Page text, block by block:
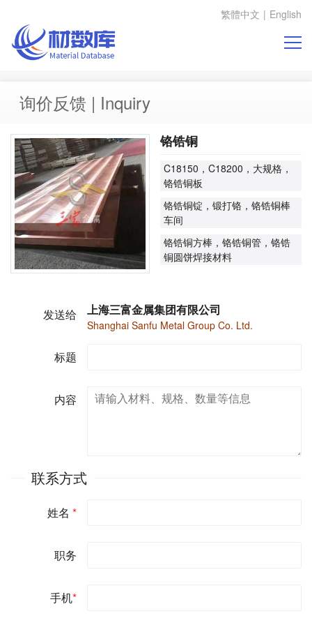
繁體中文 | English
询价反馈 | Inquiry
铬锆铜
C18150，C18200，大规格，
铬锆铜板
铬锆铜锭，锻打铬，铬锆铜棒
车间
铬锆铜方棒，铬锆铜管，铬锆
铜圆饼焊接材料
发送给 上海三富金属集团有限公司
Shanghai Sanfu Metal Group Co. Ltd.
标题
内容
联系方式
姓名 *
职务
手机*